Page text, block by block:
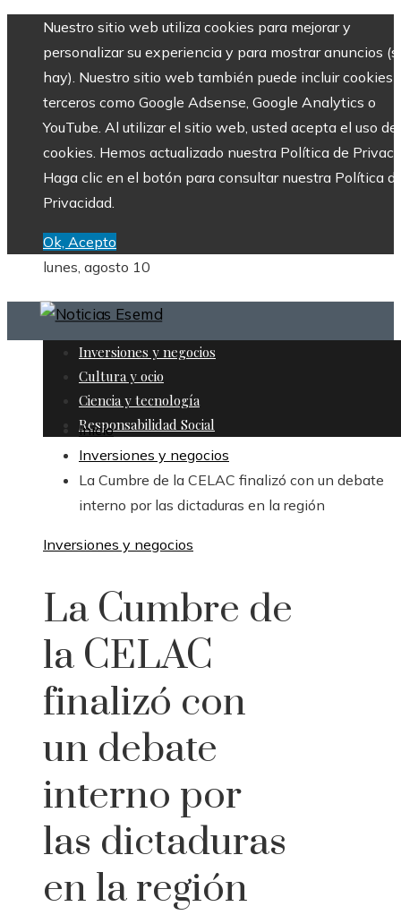
Nuestro sitio web utiliza cookies para mejorar y
personalizar su experiencia y para mostrar anuncios
hay). Nuestro sitio web también puede incluir cookies
terceros como Google Adsense, Google Analytics o
YouTube. Al utilizar el sitio web, usted acepta el uso de
cookies. Hemos actualizado nuestra Política de
Haga clic en el botón para consultar nuestra Política
Privacidad.
Ok, Acepto
lunes, agosto 10
Inversiones y negocios
Cultura y ocio
Ciencia y tecnología
Responsabilidad Social
Inicio
Inversiones y negocios
La Cumbre de la CELAC finalizó con un debate
interno por las dictaduras en la región
Inversiones y negocios
La Cumbre de
la CELAC
finalizó con
un debate
interno por
las dictaduras
en la región